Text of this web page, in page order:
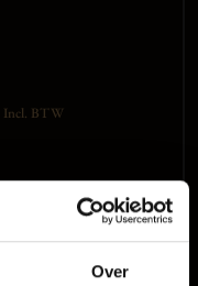
Over
Incl. BTW